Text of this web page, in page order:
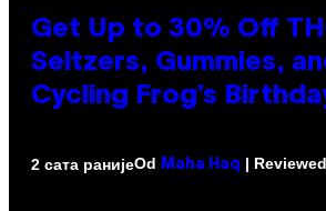
Get Up to 30% Off
Seltzers, Gummies,
Cycling Frog’s
2 сата ранијеOd Maha Haq |